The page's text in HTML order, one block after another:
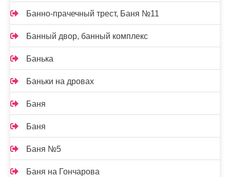
Банно-прачечный трест, Баня №11
Банный двор, банный комплекс
Банька
Баньки на дровах
Баня
Баня
Баня №5
Баня на Гончарова